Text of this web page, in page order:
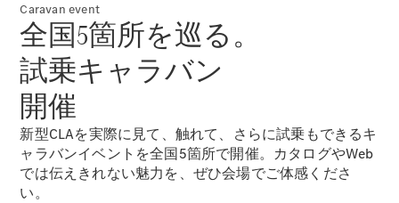
買取サービ
ス
見積シミュ
レーション
試乗リクエ
スト
Caravan event
全国5箇所を巡る。
試乗キャラバン
開催
新型CLAを実際に見て、触れて、さらに試乗もできるキ
ャラバンイベントを全国5箇所で開催。カタログやWeb
では伝えきれない魅力を、ぜひ会場でご体感くださ
い。